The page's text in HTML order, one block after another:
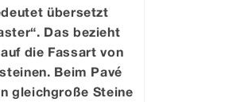
übersetzt
Das bezieht
die Fassart von
Beim Pavé
gleichgroße Steine